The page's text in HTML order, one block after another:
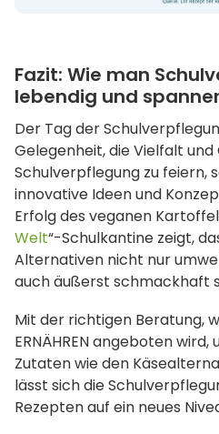
Fazit: Wie man
lebendig und
Der Tag der
Gelegenheit, die Vielfalt
Schulverpflegung zu feiern,
innovative Ideen und
Erfolg des veganen
Welt“-Schulkantine zeigt,
Alternativen nicht nur
auch äußerst schmackhaft
Mit der richtigen Beratung,
ERNÄHREN angeboten
Zutaten wie den
lässt sich die
Rezepten auf ein neues